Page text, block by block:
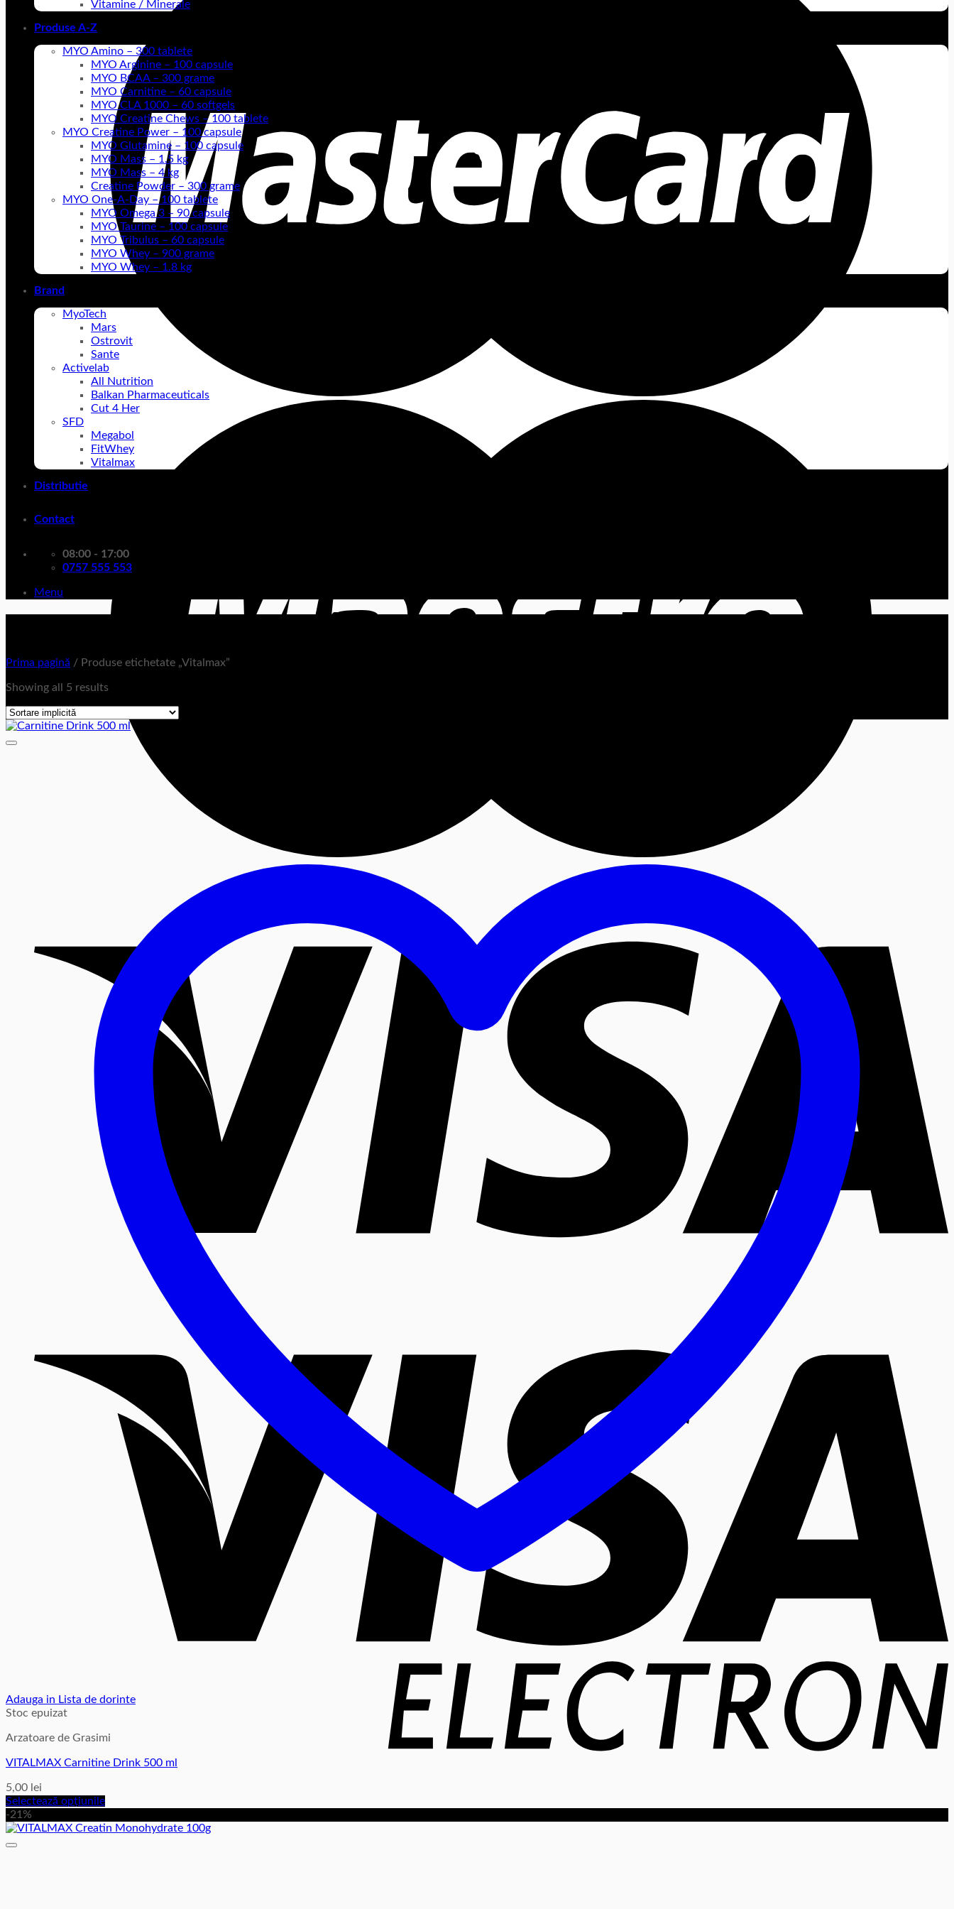
Vitamine / Minerale
Produse A-Z
MYO Amino – 300 tablete
MYO Arginine – 100 capsule
MYO BCAA – 300 grame
MYO Carnitine – 60 capsule
MYO CLA 1000 – 60 softgels
MYO Creatine Chews – 100 tablete
MYO Creatine Power – 100 capsule
MYO Glutamine – 100 capsule
MYO Mass – 1.5 kg
MYO Mass – 4 kg
Creatine Powder – 300 grame
MYO One-A-Day – 100 tablete
MYO Omega 3 – 90 capsule
MYO Taurine – 100 capsule
MYO Tribulus – 60 capsule
MYO Whey – 900 grame
MYO Whey – 1.8 kg
Brand
MyoTech
Mars
Ostrovit
Sante
Activelab
All Nutrition
Balkan Pharmaceuticals
Cut 4 Her
SFD
Megabol
FitWhey
Vitalmax
Distributie
Contact
08:00 - 17:00
0757 555 553
Menu
Prima pagină / Produse etichetate „Vitalmax”
Showing all 5 results
Adauga in Lista de dorinte
Stoc epuizat
Arzatoare de Grasimi
VITALMAX Carnitine Drink 500 ml
5,00 lei
Selectează opțiunile
Acest
produs
are
-21%